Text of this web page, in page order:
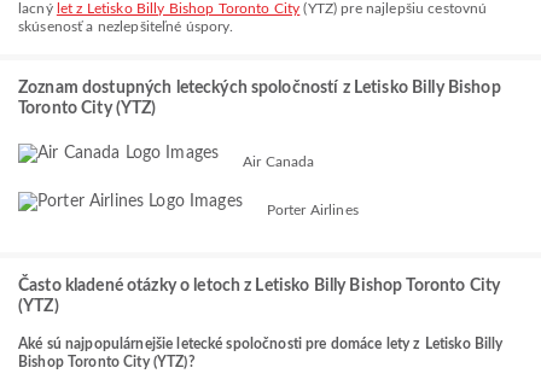
lacný let z Letisko Billy Bishop Toronto City (YTZ) pre najlepšiu cestovnú
skúsenosť a nezlepšiteľné úspory.
Zoznam dostupných leteckých spoločností z Letisko Billy Bishop
Toronto City (YTZ)
Air Canada
Porter Airlines
Často kladené otázky o letoch z Letisko Billy Bishop Toronto City
(YTZ)
Aké sú najpopulárnejšie letecké spoločnosti pre domáce lety z Letisko Billy
Bishop Toronto City (YTZ)?